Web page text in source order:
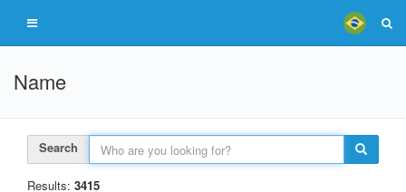
Name
Search
Results: 3415